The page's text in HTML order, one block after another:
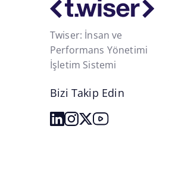
Twiser: İnsan ve
Performans Yönetimi
İşletim Sistemi
Bizi Takip Edin